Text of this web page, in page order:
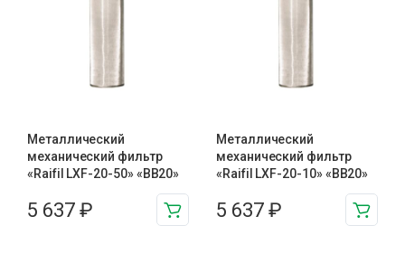
Металлический
механический фильтр
«Raifil LXF-20-50» «BB20»
5 637 ₽
Металлический
механический фильтр
«Raifil LXF-20-10» «BB20»
5 637 ₽